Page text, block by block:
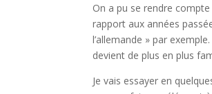
On a pu se rendre
rapport aux années
l’allemande » par
devient de plus en plus
Je vais essayer en